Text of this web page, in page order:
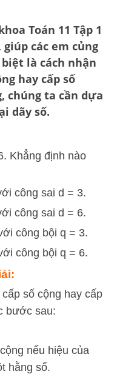
Toán 11 Tập 1
các em củng
biệt là cách nhận
hay cấp số
chúng ta cần dựa
dãy số.
Khẳng định nào
công sai d = 3.
công sai d = 6.
công bội q = 3.
công bội q = 6.
cấp số cộng hay cấp
bước sau:
nếu hiệu của
hằng số.